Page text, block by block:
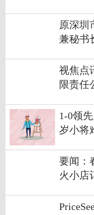
原深圳
兼秘书
视焦点
限责任
1-0领
岁小将
要闻：
火小店